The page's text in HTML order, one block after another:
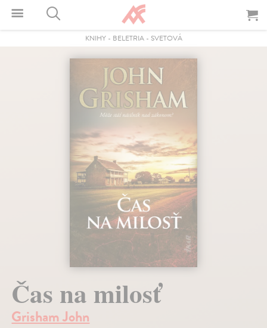
KNIHY- BELETRIA- SVETOVÁ
Čas na milosť
Grisham John